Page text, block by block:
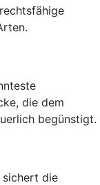
die dem
begünstigt.
die